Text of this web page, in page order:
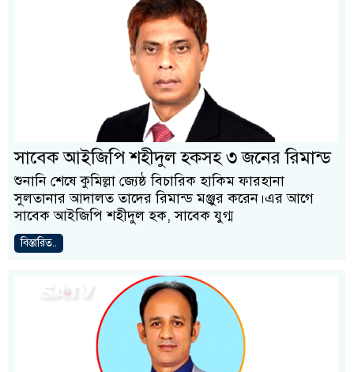
সাবেক আইজিপি শহীদুল হকসহ ৩ জনের রিমান্ড
শুনানি শেষে কুমিল্লা জ্যেষ্ঠ বিচারিক হাকিম ফারহানা
সুলতানার আদালত তাদের রিমান্ড মঞ্জুর করেন।এর আগে
সাবেক আইজিপি শহীদুল হক, সাবেক যুগ্ম
বিস্তারিত..